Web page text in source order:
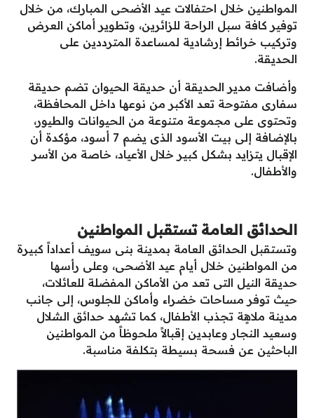
المواطنين خلال احتفالات عيد الأضحى المبارك، من خلال
توفير كافة سبل الراحة للزائرين، وتطوير أماكن العرض
وتركيب خرائط إرشادية لمساعدة المترددين على
الحديقة.
وأضافت مدير الحديقة أن حديقة الحيوان تضم حديقة
سفارى مفتوحة تعد الأكبر من نوعها داخل المحافظة،
وتحتوى على مجموعة متنوعة من الحيوانات والطيور،
بالإضافة إلى بيت الأسود الذى يضم 7 أسود، مؤكدة أن
الإقبال يتزايد بشكل كبير خلال الأعياد، خاصة من الأسر
والأطفال.
الحدائق العامة تستقبل المواطنين
وتستقبل الحدائق العامة بمدينة بنى سويف أعداداً كبيرة
من المواطنين خلال أيام عيد الأضحى، وعلى رأسها
حديقة النيل التى تعد من الأماكن المفضلة للعائلات،
حيث توفر مساحات خضراء وأماكن للجلوس، إلى جانب
مدينة ملاهٍة تجذب الأطفال، كما تشهد حدائق الشلال
وسعيد النجار وعابدين إقبالاً ملحوظاً من المواطنين
الباحثين عن فسحة بسيطة بتكلفة مناسبة.